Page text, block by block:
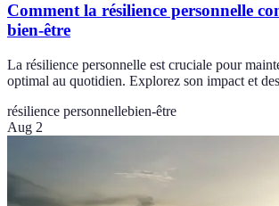
Comment la résilience personnelle
bien-être
La résilience personnelle est cruciale pour
optimal au quotidien. Explorez son impact et
résilience personnellebien-être
Aug 2